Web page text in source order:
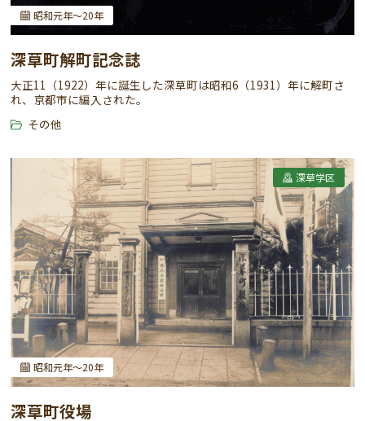
昭和元年～20年
深草町解町記念誌
大正11（1922）年に誕生した深草町は昭和6（1931）年に解町さ
れ、京都市に編入された。
その他
深草学区
昭和元年～20年
深草町役場